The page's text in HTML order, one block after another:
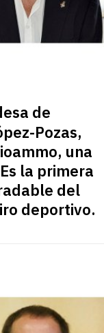
de
Pozas,
una
la primera
del
deportivo.